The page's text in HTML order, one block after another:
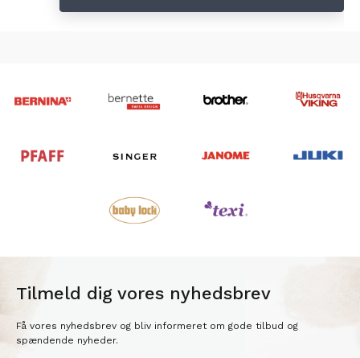
Tilmeld dig vores nyhedsbrev
Få vores nyhedsbrev og bliv informeret om gode tilbud og
spændende nyheder.